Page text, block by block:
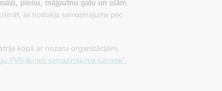
pienu, mājputnu gaļu un olām.
lai nodokļa samazinājums pēc
kopā ar nozaru organizācijām,
PVN likmes samazinājuma pārnesi”.